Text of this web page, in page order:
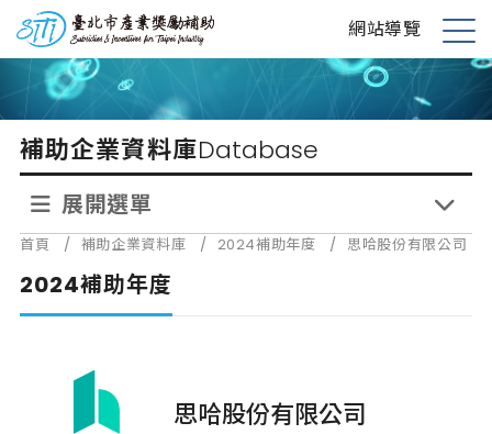
到
內
台北市產業獎勵補助 網站導覽
展
單
補助企業資料庫Database
展開選單
首頁 / 補助企業資料庫 / 2024補助年度 / 思哈股份有限公司
2024補助年度
思哈股份有限公司